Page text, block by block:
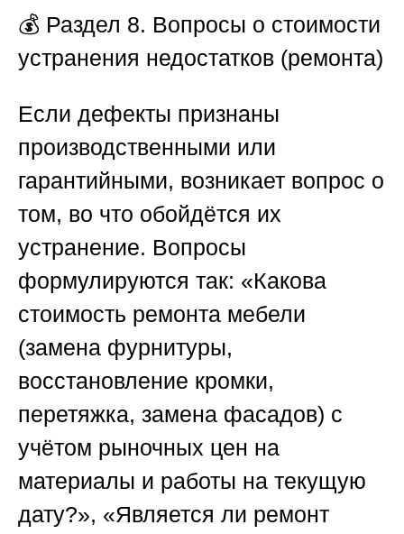
💰 Раздел 8. Вопросы о стоимости
устранения недостатков (ремонта)
Если дефекты признаны
производственными или
гарантийными, возникает вопрос о
том, во что обойдётся их
устранение. Вопросы
формулируются так: «Какова
стоимость ремонта мебели
(замена фурнитуры,
восстановление кромки,
перетяжка, замена фасадов) с
учётом рыночных цен на
материалы и работы на текущую
дату?», «Является ли ремонт